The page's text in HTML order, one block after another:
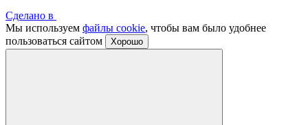
Сделано в
Мы используем файлы cookie, чтобы вам было удобнее
пользоваться сайтом
Хорошо